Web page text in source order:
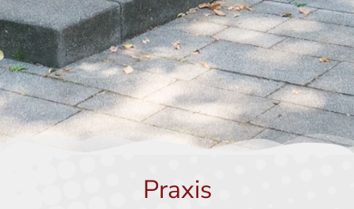
Praxis